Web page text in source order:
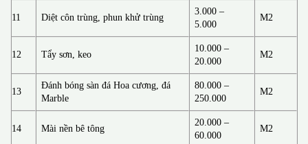
11 Diệt côn trùng, phun khử trùng
3.000 –
5.000
M2
12 Tẩy sơn, keo
10.000 –
20.000
M2
13
Đánh bóng sàn đá Hoa cương, đá
Marble
80.000 –
250.000
M2
14 Mài nền bê tông
20.000 –
60.000
M2